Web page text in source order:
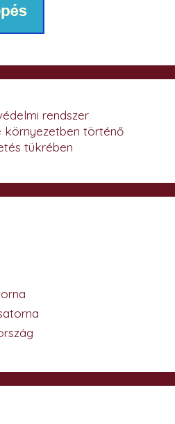
rendszer
környezetben történő
tükrében